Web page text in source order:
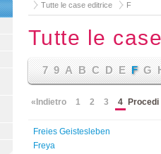
Tutte le case editrice F
Tutte le
7 9 A B C D E F G
«Indietro 1 2 3 4 Procedi
Freies Geistesleben
Freya